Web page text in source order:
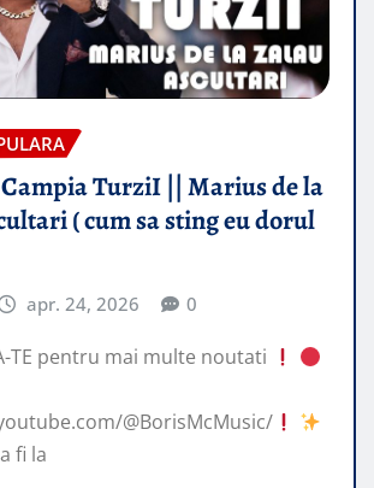
TurziI || Marius de la
( cum sa sting eu dorul
apr. 24, 2026 0
TE pentru mai multe noutati
@BorisMcMusic/
fi la